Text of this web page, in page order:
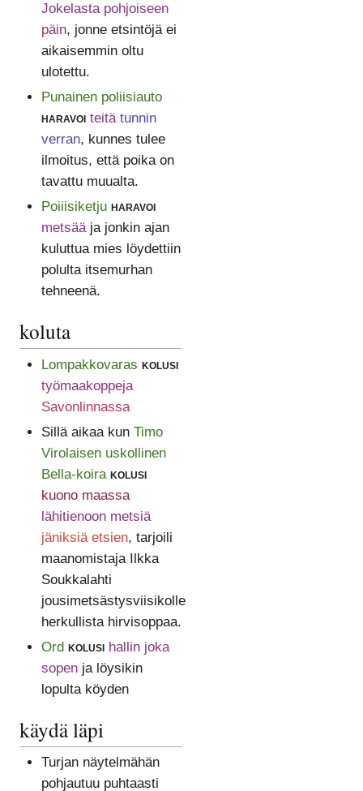
Jokelasta pohjoiseen
päin, jonne etsintöjä ei
aikaisemmin oltu
ulotettu.
Punainen poliisiauto
haravoi teitä tunnin
verran, kunnes tulee
ilmoitus, että poika on
tavattu muualta.
Poiiisiketju haravoi
metsääja jonkin ajan
kuluttua mies löydettiin
polulta itsemurhan
tehneenä.
koluta
Lompakkovaras kolusi
työmaakoppeja
Savonlinnassa
Sillä aikaa kun Timo
Virolaisen uskollinen
Bella-koira kolusi
kuono maassa
lähitienoon metsiä
jäniksiä etsien, tarjoili
maanomistaja Ilkka
Soukkalahti
jousimetsästysviisikolle
herkullista hirvisoppaa.
Ord kolusi hallin joka
sopenja löysikin
lopulta köyden
käydä läpi
Turjan näytelmähän
pohjautuu puhtaasti